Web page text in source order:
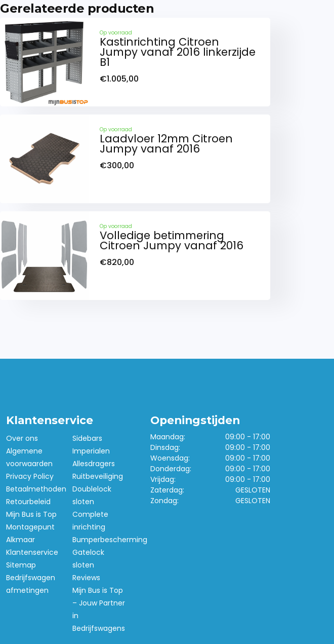
Gerelateerde producten
Op voorraad
Kastinrichting Citroen
Jumpy vanaf 2016 linkerzijde
B1
€1.005,00
Op voorraad
Laadvloer 12mm Citroen
Jumpy vanaf 2016
€300,00
Op voorraad
Volledige betimmering
Citroen Jumpy vanaf 2016
€820,00
Klantenservice
Over ons
Algemene
voorwaarden
Privacy Policy
Betaalmethoden
Retourbeleid
Mijn Bus is Top
Montagepunt
Alkmaar
Klantenservice
Sitemap
Bedrijfswagen
afmetingen
Sidebars
Imperialen
Allesdragers
Ruitbeveiliging
Doublelock
sloten
Complete
inrichting
Bumperbescherming
Gatelock
sloten
Reviews
Mijn Bus is Top
– Jouw Partner
in
Bedrijfswagens
Openingstijden
Maandag:
09:00 - 17:00
Dinsdag:
09:00 - 17:00
Woensdag:
09:00 - 17:00
Donderdag:
09:00 - 17:00
Vrijdag:
09:00 - 17:00
Zaterdag:
GESLOTEN
Zondag:
GESLOTEN